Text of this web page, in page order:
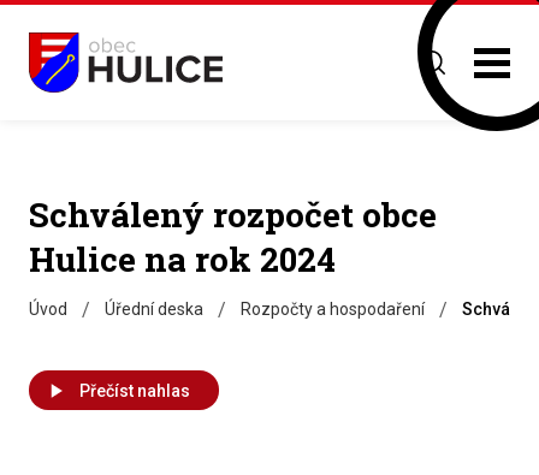
Schválený rozpočet obce
Hulice na rok 2024
Úvod / Úřední deska / Rozpočty a hospodaření /
Přečíst nahlas